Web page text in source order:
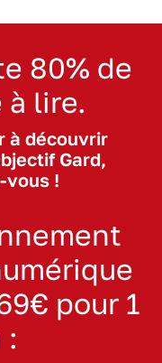
80% de
lire.
à découvrir
Gard,
vous !
pour 1
: